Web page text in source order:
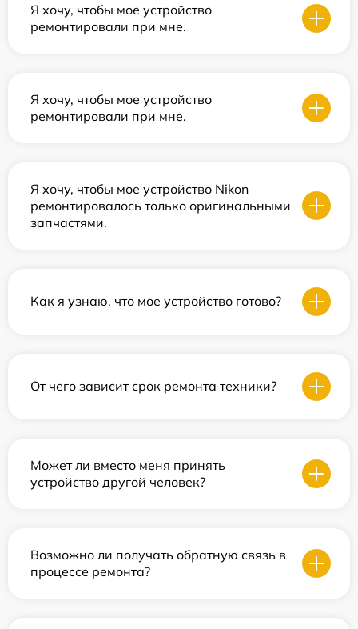
Я хочу, чтобы мое устройство
ремонтировали при мне.
Я хочу, чтобы мое устройство
ремонтировали при мне.
Я хочу, чтобы мое устройство Nikon
ремонтировалось только оригинальными
запчастями.
Как я узнаю, что мое устройство готово?
От чего зависит срок ремонта техники?
Может ли вместо меня принять
устройство другой человек?
Возможно ли получать обратную связь в
процессе ремонта?